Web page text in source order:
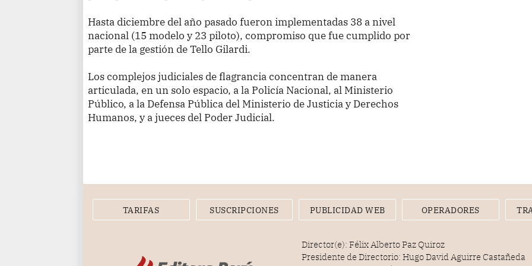
Hasta diciembre del año pasado fueron implementadas 38 a nivel
nacional (15 modelo y 23 piloto), compromiso que fue cumplido por
parte de la gestión de Tello Gilardi.
Los complejos judiciales de flagrancia concentran de manera
articulada, en un solo espacio, a la Policía Nacional, al Ministerio
Público, a la Defensa Pública del Ministerio de Justicia y Derechos
Humanos, y a jueces del Poder Judicial.
TARIFAS SUSCRIPCIONES PUBLICIDAD WEB OPERADORES
Director(e): Félix Alberto Paz Quiroz
Presidente de Directorio: Hugo David Aguirre Castañeda